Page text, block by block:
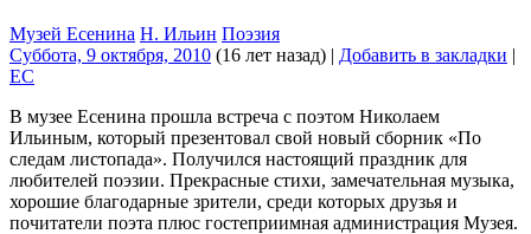
Музей Есенина Н. Ильин Поэзия
Суббота, 9 октября, 2010 (16 лет назад) | Добавить в закладки |
EC
В музее Есенина прошла встреча с поэтом Николаем
Ильиным, который презентовал свой новый сборник «По
следам листопада». Получился настоящий праздник для
любителей поэзии. Прекрасные стихи, замечательная музыка,
хорошие благодарные зрители, среди которых друзья и
почитатели поэта плюс гостеприимная администрация Музея.